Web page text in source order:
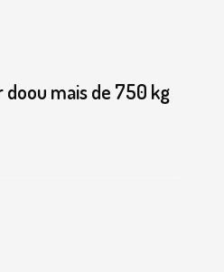
mais de 750 kg